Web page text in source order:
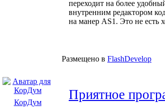
переходит на более
внутренним редактором
на манер AS1. Это не есть
Размещено в FlashDevelop
КорДум
Приятное